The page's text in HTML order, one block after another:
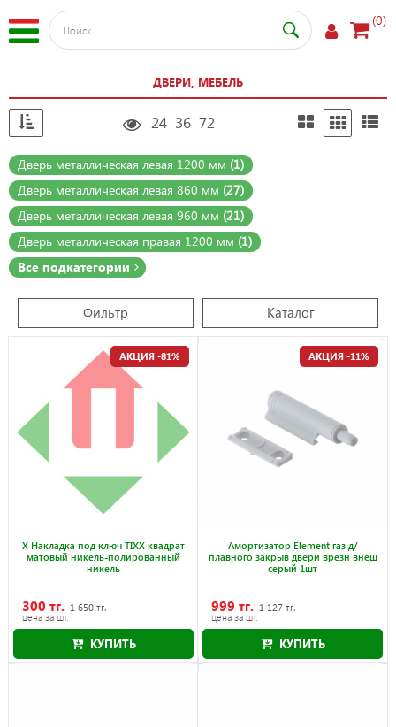
(0)
ДВЕРИ, МЕБЕЛЬ
24 36 72
Дверь металлическая левая 1200 мм (1)
Дверь металлическая левая 860 мм (27)
Дверь металлическая левая 960 мм (21)
Дверь металлическая правая 1200 мм (1)
Все подкатегории
Фильтр Каталог
X Накладка под ключ TIXX квадрат
матовый никель-полированный
никель
300 тг. 1 650 тг.
цена за шт.
Акция действует до 31.08.2026
АКЦИЯ -81%
КУПИТЬ
Амортизатор Element газ д/
плавного закрыв двери врезн внеш
серый 1шт
999 тг. 1 127 тг.
цена за шт.
Акция действует до 31.08.2026
АКЦИЯ -11%
КУПИТЬ